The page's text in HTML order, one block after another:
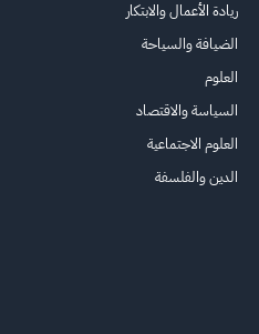
ريادة الأعمال والابتكار
الضيافة والسياحة
العلوم
السياسة والاقتصاد
العلوم الاجتماعية
الدين والفلسفة